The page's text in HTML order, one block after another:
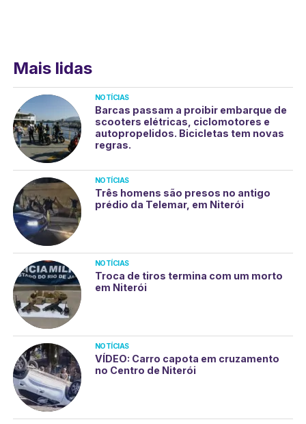
Mais lidas
NOTÍCIAS
Barcas passam a proibir embarque de
scooters elétricas, ciclomotores e
autopropelidos. Bicicletas tem novas
regras.
NOTÍCIAS
Três homens são presos no antigo
prédio da Telemar, em Niterói
NOTÍCIAS
Troca de tiros termina com um morto
em Niterói
NOTÍCIAS
VÍDEO: Carro capota em cruzamento
no Centro de Niterói